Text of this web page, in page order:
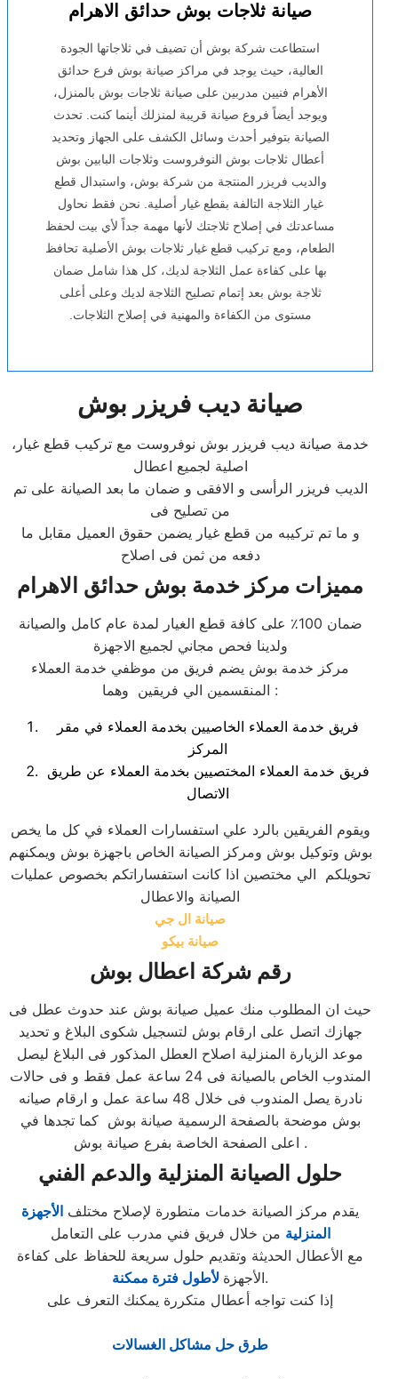
صيانة ثلاجات بوش حدائق الاهرام
استطاعت شركة بوش أن تضيف في ثلاجاتها الجودة
العالية، حيث يوجد في مراكز صيانة بوش فرع حدائق
الأهرام فنيين مدربين على صيانة ثلاجات بوش بالمنزل،
ويوجد أيضاً فروع صيانة قريبة لمنزلك أينما كنت. تحدث
الصيانة بتوفير أحدث وسائل الكشف على الجهاز وتحديد
أعطال ثلاجات بوش النوفروست وثلاجات البابين بوش
والديب فريزر المنتجة من شركة بوش، واستبدال قطع
غيار الثلاجة التالفة بقطع غيار أصلية. نحن فقط نحاول
مساعدتك في إصلاح ثلاجتك لأنها مهمة جداً لأي بيت لحفظ
الطعام، ومع تركيب قطع غيار ثلاجات بوش الأصلية تحافظ
بها على كفاءة عمل الثلاجة لديك، كل هذا شامل ضمان
ثلاجة بوش بعد إتمام تصليح الثلاجة لديك وعلى أعلى
مستوى من الكفاءة والمهنية في إصلاح الثلاجات.
صيانة ديب فريزر بوش
،خدمة صيانة ديب فريزر بوش نوفروست مع تركيب قطع غيار
اصلية لجميع اعطال
الديب فريزر الرأسى و الافقى و ضمان ما بعد الصيانة على تم
من تصليح فى
و ما تم تركيبه من قطع غيار يضمن حقوق العميل مقابل ما
دفعه من ثمن فى اصلاح
مميزات مركز خدمة بوش حدائق الاهرام
ضمان 100٪ على كافة قطع الغيار لمدة عام كامل والصيانة
ولدينا فحص مجاني لجميع الاجهزة
مركز خدمة بوش يضم فريق من موظفي خدمة العملاء
المنقسمين الي فريقين وهما :
فريق خدمة العملاء الخاصيين بخدمة العملاء في مقر
المركز
فريق خدمة العملاء المختصيين بخدمة العملاء عن طريق
الاتصال
ويقوم الفريقين بالرد علي استفسارات العملاء في كل ما يخص
بوش وتوكيل بوش ومركز الصيانة الخاص باجهزة بوش ويمكنهم
تحويلكم الي مختصين اذا كانت استفساراتكم بخصوص عمليات
الصيانة والاعطال
صيانة ال جي
صيانة بيكو
رقم شركة اعطال بوش
حيث ان المطلوب منك عميل صيانة بوش عند حدوث عطل فى
جهازك اتصل على ارقام بوش لتسجيل شكوى البلاغ و تحديد
موعد الزيارة المنزلية اصلاح العطل المذكور فى البلاغ ليصل
المندوب الخاص بالصيانة فى 24 ساعة عمل فقط و فى حالات
نادرة يصل المندوب فى خلال 48 ساعة عمل و ارقام صيانه
بوش موضحة بالصفحة الرسمية صيانة بوش كما تجدها في
اعلى الصفحة الخاصة بفرع صيانة بوش .
حلول الصيانة المنزلية والدعم الفني
يقدم مركز الصيانة خدمات متطورة لإصلاح مختلف الأجهزة
المنزلية من خلال فريق فني مدرب على التعامل
مع الأعطال الحديثة وتقديم حلول سريعة للحفاظ على كفاءة
الأجهزة لأطول فترة ممكنة
.
إذا كنت تواجه أعطال متكررة يمكنك التعرف على
طرق حل مشاكل الغسالات